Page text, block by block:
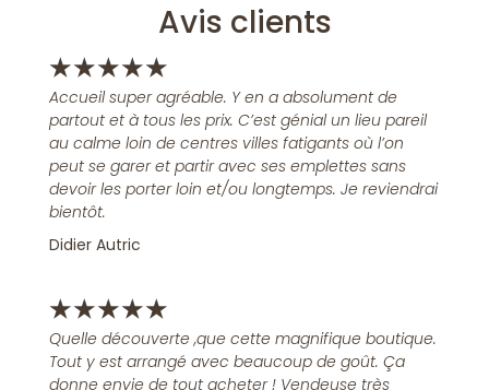
Avis clients
★★★★★
Accueil super agréable. Y en a absolument de
partout et à tous les prix. C’est génial un lieu pareil
au calme loin de centres villes fatigants où l’on
peut se garer et partir avec ses emplettes sans
devoir les porter loin et/ou longtemps. Je reviendrai
bientôt.
Didier Autric
★★★★★
Quelle découverte ,que cette magnifique boutique.
Tout y est arrangé avec beaucoup de goût. Ça
donne envie de tout acheter ! Vendeuse très